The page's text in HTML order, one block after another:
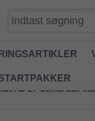
AS-27 Combi Lux